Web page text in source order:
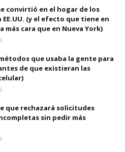
convirtió en el hogar de los
(y el efecto que tiene en
más cara que en Nueva York)
que usaba la gente para
de que existieran las
que rechazará solicitudes
sin pedir más